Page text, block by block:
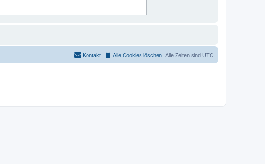
Alle Zeiten sind UTC
Alle Cookies löschen
Kontakt